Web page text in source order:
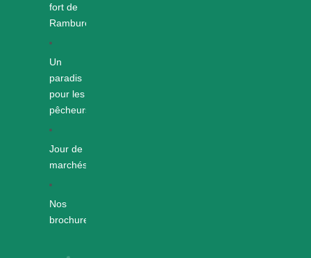
fort de
Rambures
Un
paradis
pour les
pêcheurs
Jour de
marchés
Nos
brochures